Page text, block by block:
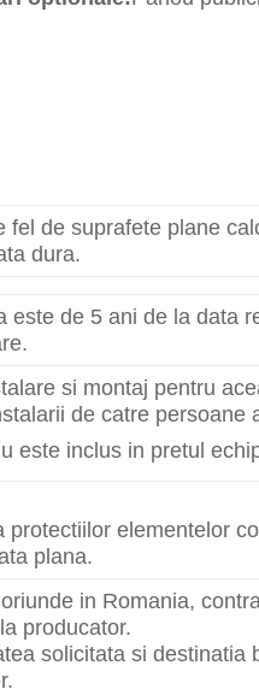
de suprafete plane
dura.
de 5 ani de la data
si montaj pentru
de catre persoane
este inclus in pretul
elementelor
plana.
in Romania,
producator.
solicitata si destinatia